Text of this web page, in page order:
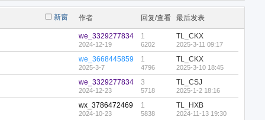
新窗 作者 回复/查看 最后发表
we_3329277834
2024-12-19
1
6202
TL_CKX
2025-3-11 09:17
we_3668445859
2025-3-7
1
4796
TL_CKX
2025-3-10 18:45
we_3329277834
2024-12-23
3
5718
TL_CSJ
2025-1-2 18:16
wx_3786472469
2024-10-23
1
5838
TL_HXB
2024-11-13 19:30